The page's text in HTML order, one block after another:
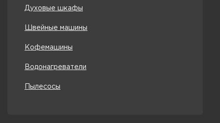
Духовые шкафы
Швейные машины
Кофемашины
Водонагреватели
Пылесосы